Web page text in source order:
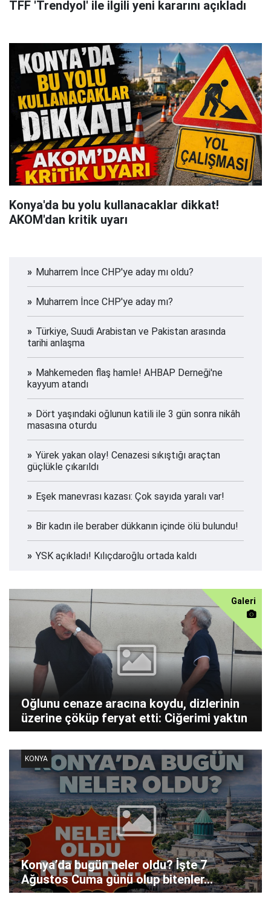
TFF 'Trendyol' ile ilgili yeni kararını açıkladı
Konya'da bu yolu kullanacaklar dikkat!
AKOM'dan kritik uyarı
Muharrem İnce CHP'ye aday mı oldu?
Muharrem İnce CHP'ye aday mı?
Türkiye, Suudi Arabistan ve Pakistan arasında
tarihi anlaşma
Mahkemeden flaş hamle! AHBAP Derneği'ne
kayyum atandı
Dört yaşındaki oğlunun katili ile 3 gün sonra nikâh
masasına oturdu
Yürek yakan olay! Cenazesi sıkıştığı araçtan
güçlükle çıkarıldı
Eşek manevrası kazası: Çok sayıda yaralı var!
Bir kadın ile beraber dükkanın içinde ölü bulundu!
YSK açıkladı! Kılıçdaroğlu ortada kaldı
Galeri
Oğlunu cenaze aracına koydu, dizlerinin
üzerine çöküp feryat etti: Ciğerimi yaktın
Konya’da bugün neler oldu? İşte 7
Ağustos Cuma günü olup bitenler…
KONYA